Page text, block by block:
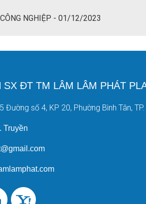
NGHIỆP - 01/12/2023
SX ĐT TM LÂM LÂM PHÁT
số 4, KP 20, Phường Bình Tân, TP.
Truyền